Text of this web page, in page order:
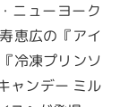
ニューヨーク
恵広の『アイ
冷凍プリンソ
ャンデー ミル